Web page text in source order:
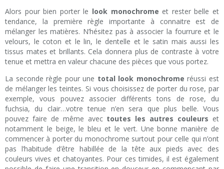
Alors pour bien porter le look monochrome et rester belle et
tendance, la première règle importante à connaitre est de
mélanger les matières. N’hésitez pas à associer la fourrure et le
velours, le coton et le lin, le dentelle et le satin mais aussi les
tissus mates et brillants. Cela donnera plus de contraste à votre
tenue et mettra en valeur chacune des pièces que vous portez.
La seconde règle pour une total look monochrome réussi est
de mélanger les teintes. Si vous choisissez de porter du rose, par
exemple, vous pouvez associer différents tons de rose, du
fuchsia, du clair…votre tenue n’en sera que plus belle. Vous
pouvez faire de même avec toutes les autres couleurs et
notamment le beige, le bleu et le vert. Une bonne manière de
commencer à porter du monochrome surtout pour celle qui n’ont
pas l’habitude d’être habillée de la tête aux pieds avec des
couleurs vives et chatoyantes. Pour ces timides, il est également